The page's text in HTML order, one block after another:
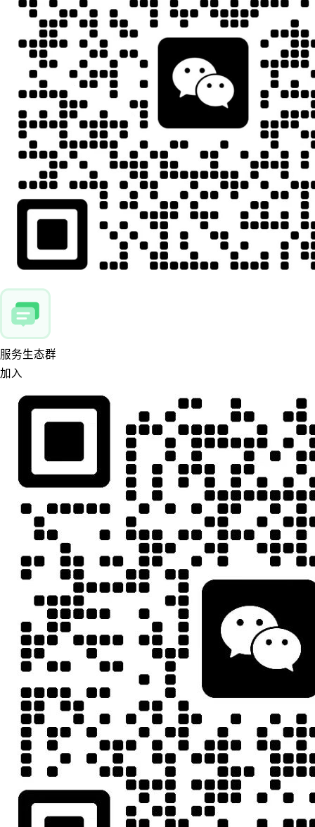
服务生态群
加入